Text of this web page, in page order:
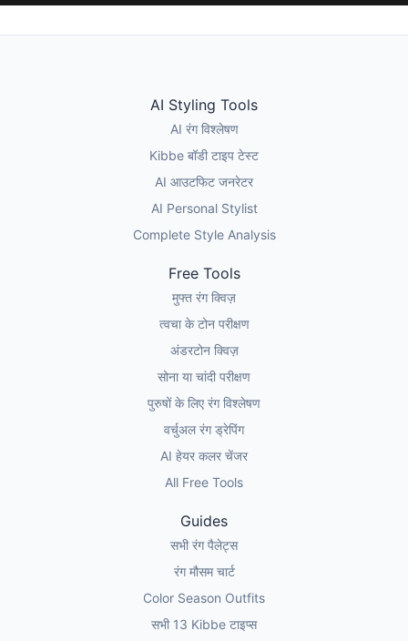
AI Styling Tools
AI रंग विश्लेषण
Kibbe बॉडी टाइप टेस्ट
AI आउटफिट जनरेटर
AI Personal Stylist
Complete Style Analysis
Free Tools
मुफ्त रंग क्विज़
त्वचा के टोन परीक्षण
अंडरटोन क्विज़
सोना या चांदी परीक्षण
पुरुषों के लिए रंग विश्लेषण
वर्चुअल रंग ड्रेपिंग
AI हेयर कलर चेंजर
All Free Tools
Guides
सभी रंग पैलेट्स
रंग मौसम चार्ट
Color Season Outfits
सभी 13 Kibbe टाइप्स